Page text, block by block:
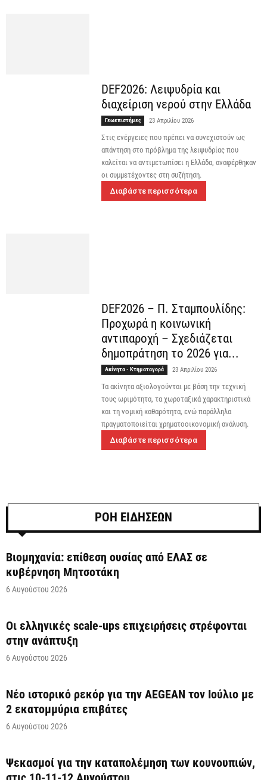
DEF2026: Λειψυδρία και
διαχείριση νερού στην Ελλάδα
Γεωεπιστήμες 23 Απριλίου 2026
Στις ενέργειες που πρέπει να συνεχιστούν ως
απάντηση στο πρόβλημα της λειψυδρίας που
καλείται να αντιμετωπίσει η Ελλάδα, αναφέρθηκαν
οι συμμετέχοντες στη συζήτηση.
Διαβάστε περισσότερα
DEF2026 – Π. Σταμπουλίδης:
Προχωρά η κοινωνική
αντιπαροχή – Σχεδιάζεται
δημοπράτηση το 2026 για...
Ακίνητα - Κτηματαγορά 23 Απριλίου 2026
Τα ακίνητα αξιολογούνται με βάση την τεχνική
τους ωριμότητα, τα χωροταξικά χαρακτηριστικά
και τη νομική καθαρότητα, ενώ παράλληλα
πραγματοποιείται χρηματοοικονομική ανάλυση.
Διαβάστε περισσότερα
ΡΟΗ ΕΙΔΗΣΕΩΝ
Βιομηχανία: επίθεση ουσίας από ΕΛΑΣ σε
κυβέρνηση Μητσοτάκη
6 Αυγούστου 2026
Οι ελληνικές scale-ups επιχειρήσεις στρέφονται
στην ανάπτυξη
6 Αυγούστου 2026
Νέο ιστορικό ρεκόρ για την AEGEAN τον Ιούλιο με
2 εκατομμύρια επιβάτες
6 Αυγούστου 2026
Ψεκασμοί για την καταπολέμηση των κουνουπιών,